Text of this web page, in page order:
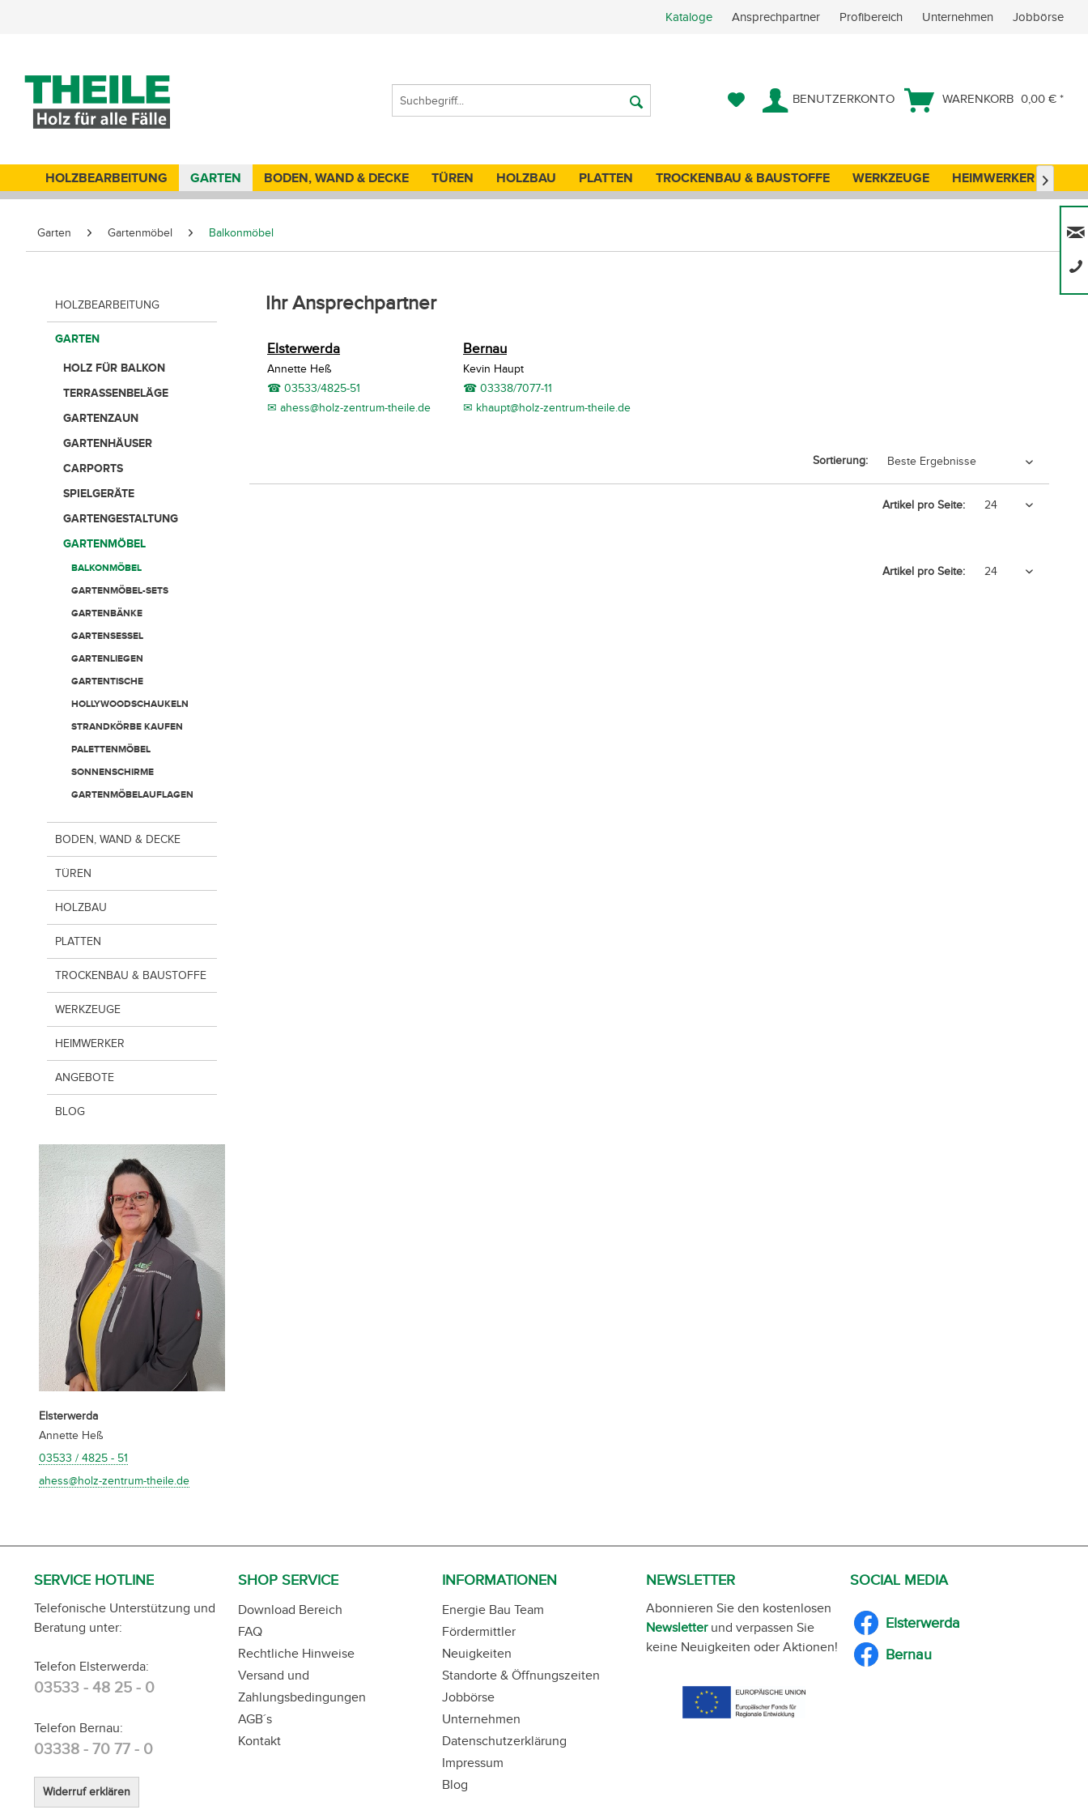
Kataloge Ansprechpartner Profibereich Unternehmen Jobbörse
BENUTZERKONTO WARENKORB 0,00 € *
HOLZBEARBEITUNG GARTEN BODEN, WAND & DECKE TÜREN HOLZBAU PLATTEN TROCKENBAU & BAUSTOFFE WERKZEUGE HEIMWERKER 
Garten Gartenmöbel Balkonmöbel
HOLZBEARBEITUNG
GARTEN
HOLZ FÜR BALKON
TERRASSENBELÄGE
GARTENZAUN
GARTENHÄUSER
CARPORTS
SPIELGERÄTE
GARTENGESTALTUNG
GARTENMÖBEL
BALKONMÖBEL
GARTENMÖBEL-SETS
GARTENBÄNKE
GARTENSESSEL
GARTENLIEGEN
GARTENTISCHE
HOLLYWOODSCHAUKELN
STRANDKÖRBE KAUFEN
PALETTENMÖBEL
SONNENSCHIRME
GARTENMÖBELAUFLAGEN
BODEN, WAND & DECKE
TÜREN
HOLZBAU
PLATTEN
TROCKENBAU & BAUSTOFFE
WERKZEUGE
HEIMWERKER
ANGEBOTE
BLOG
Elsterwerda
Annette Heß
03533 / 4825 - 51
ahess@holz-zentrum-theile.de
Ihr Ansprechpartner
Elsterwerda
Annette Heß
☎ 03533/4825-51
✉ ahess@holz-zentrum-theile.de
Bernau
Kevin Haupt
☎ 03338/7077-11
✉ khaupt@holz-zentrum-theile.de
Sortierung:
Artikel pro Seite:
Artikel pro Seite:
SERVICE HOTLINE
Telefonische Unterstützung und
Beratung unter:
Telefon Elsterwerda:
03533 - 48 25 - 0
Telefon Bernau:
03338 - 70 77 - 0
Widerruf erklären
SHOP SERVICE
Download Bereich
FAQ
Rechtliche Hinweise
Versand und
Zahlungsbedingungen
AGB´s
Kontakt
INFORMATIONEN
Energie Bau Team
Fördermittler
Neuigkeiten
Standorte & Öffnungszeiten
Jobbörse
Unternehmen
Datenschutzerklärung
Impressum
Blog
NEWSLETTER
Abonnieren Sie den kostenlosen
Newsletterund verpassen Sie
keine Neuigkeiten oder Aktionen!
SOCIAL MEDIA
Elsterwerda
Bernau